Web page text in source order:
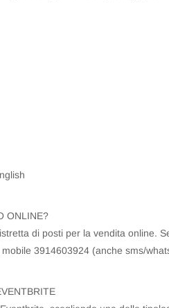
ONLINE?
di posti per la vendita online.
3914603924 (anche sms/